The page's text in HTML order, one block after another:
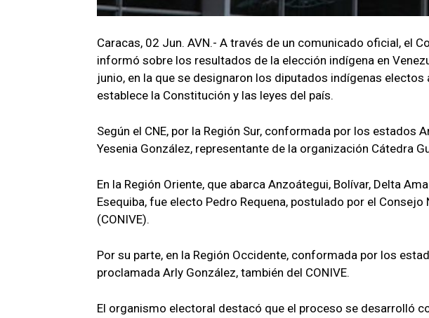
Caracas, 02 Jun. AVN.- A través de un comunicado oficial, el
informó sobre los resultados de la elección indígena en
junio, en la que se designaron los diputados indígenas
establece la Constitución y las leyes del país.
Según el CNE, por la Región Sur, conformada por los estados
Yesenia González, representante de la organización Cátedra
En la Región Oriente, que abarca Anzoátegui, Bolívar, Delta
Esequiba, fue electo Pedro Requena, postulado por el
(CONIVE).
Por su parte, en la Región Occidente, conformada por los
proclamada Arly González, también del CONIVE.
El organismo electoral destacó que el proceso se desarrolló